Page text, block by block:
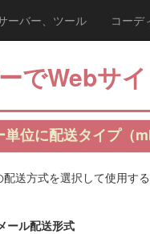
ーバー、ツール コーデ
でWebサ
位に配送タイプ（
送方式を選択して使用す
ール配送形式